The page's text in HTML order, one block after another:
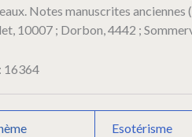
Notes manuscrites
10007 ; Dorbon, 4442 ;
16364
Esotérisme